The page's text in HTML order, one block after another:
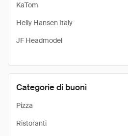
KaTom
Helly Hansen Italy
JF Headmodel
Categorie di buoni
Pizza
Ristoranti